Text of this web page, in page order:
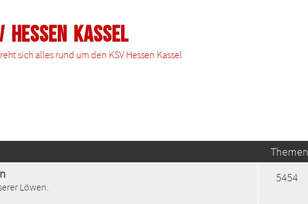
Hessen Kassel
sich alles rund um den KSV Hessen Kassel
Themen
Löwen.
5454